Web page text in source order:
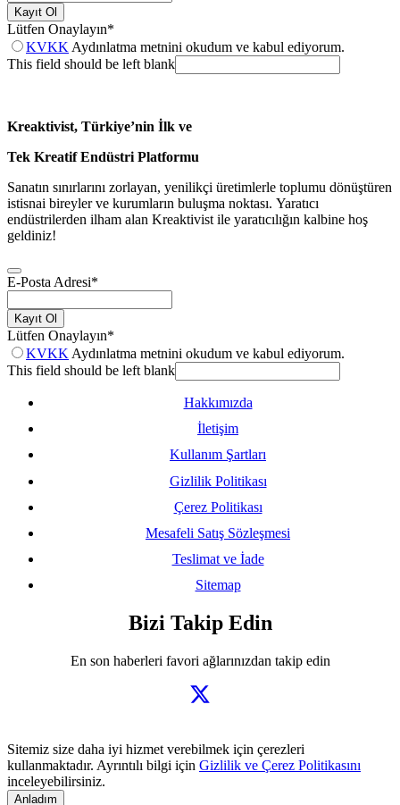
Kayıt Ol
Lütfen Onaylayın*
KVKK Aydınlatma metnini okudum ve kabul ediyorum.
This field should be left blank
Kreaktivist, Türkiye’nin İlk ve
Tek Kreatif Endüstri Platformu
Sanatın sınırlarını zorlayan, yenilikçi üretimlerle toplumu dönüştüren
istisnai bireyler ve kurumların buluşma noktası. Yaratıcı
endüstrilerden ilham alan Kreaktivist ile yaratıcılığın kalbine hoş
geldiniz!
E-Posta Adresi*
Kayıt Ol
Lütfen Onaylayın*
KVKK Aydınlatma metnini okudum ve kabul ediyorum.
This field should be left blank
Hakkımızda
İletişim
Kullanım Şartları
Gizlilik Politikası
Çerez Politikası
Mesafeli Satış Sözleşmesi
Teslimat ve İade
Sitemap
Bizi Takip Edin
En son haberleri favori ağlarınızdan takip edin
Sitemiz size daha iyi hizmet verebilmek için çerezleri
kullanmaktadır. Ayrıntılı bilgi için Gizlilik ve Çerez Politikasını
inceleyebilirsiniz.
Anladım